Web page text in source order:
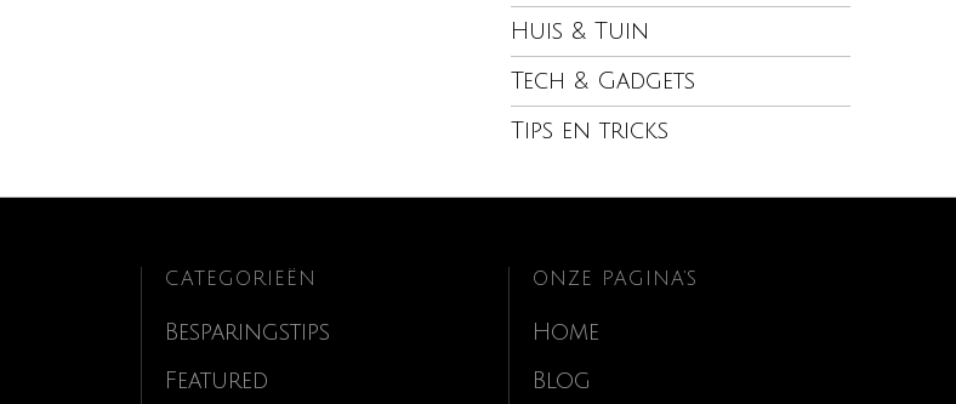
Huis & Tuin
Tech & Gadgets
Tips en tricks
CATEGORIEËN
Besparingstips
Featured
ONZE PAGINA’S
Home
Blog